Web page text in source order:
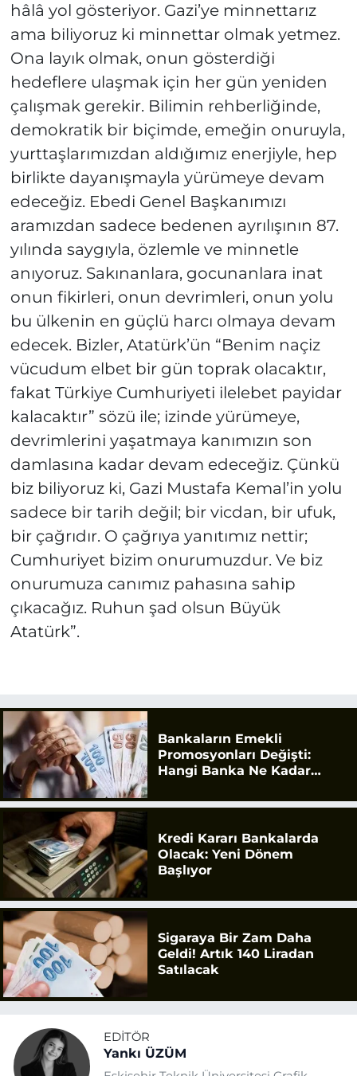
hâlâ yol gösteriyor. Gazi’ye minnettarız
ama biliyoruz ki minnettar olmak yetmez.
Ona layık olmak, onun gösterdiği
hedeflere ulaşmak için her gün yeniden
çalışmak gerekir. Bilimin rehberliğinde,
demokratik bir biçimde, emeğin onuruyla,
yurttaşlarımızdan aldığımız enerjiyle, hep
birlikte dayanışmayla yürümeye devam
edeceğiz. Ebedi Genel Başkanımızı
aramızdan sadece bedenen ayrılışının 87.
yılında saygıyla, özlemle ve minnetle
anıyoruz. Sakınanlara, gocunanlara inat
onun fikirleri, onun devrimleri, onun yolu
bu ülkenin en güçlü harcı olmaya devam
edecek. Bizler, Atatürk’ün “Benim naçiz
vücudum elbet bir gün toprak olacaktır,
fakat Türkiye Cumhuriyeti ilelebet payidar
kalacaktır” sözü ile; izinde yürümeye,
devrimlerini yaşatmaya kanımızın son
damlasına kadar devam edeceğiz. Çünkü
biz biliyoruz ki, Gazi Mustafa Kemal’in yolu
sadece bir tarih değil; bir vicdan, bir ufuk,
bir çağrıdır. O çağrıya yanıtımız nettir;
Cumhuriyet bizim onurumuzdur. Ve biz
onurumuza canımız pahasına sahip
çıkacağız. Ruhun şad olsun Büyük
Atatürk”.
Bankaların Emekli
Promosyonları Değişti:
Hangi Banka Ne Kadar
Kredi Kararı Bankalarda
Olacak: Yeni Dönem
Başlıyor
Sigaraya Bir Zam Daha
Geldi! Artık 140 Liradan
Satılacak
EDITÖR
Yankı ÜZÜM